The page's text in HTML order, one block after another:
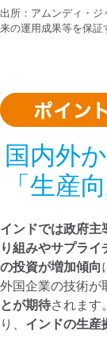
出所：アムンディ・
来の運用成果等を保証
国内外
「生産
インドでは政府
り組みやサプラ
の投資が増加傾向
外国企業の技術が
とが期待されます
り、 インドの生産